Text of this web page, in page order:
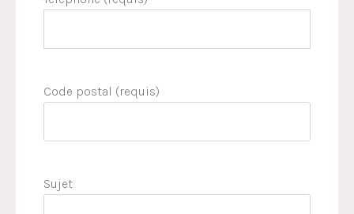
Code postal (requis)
Sujet